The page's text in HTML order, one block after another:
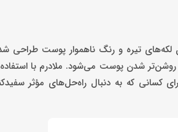
لکه‌های تیره و رنگ ناهموار پوست
روشن‌تر شدن پوست می‌شود. ملادرم با
که به دنبال راه‌حل‌های مؤثر